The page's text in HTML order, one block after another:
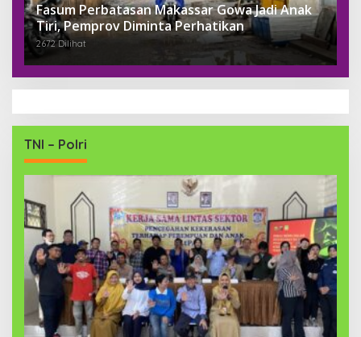
Fasum Perbatasan Makassar Gowa Jadi Anak
Tiri, Pemprov Diminta Perhatikan
2672 Dilihat
TNI – Polri